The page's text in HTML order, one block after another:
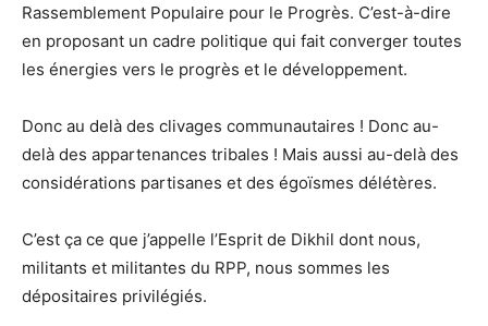
Rassemblement Populaire pour le Progrès. C’est-à-dire
en proposant un cadre politique qui fait converger toutes
les énergies vers le progrès et le développement.
Donc au delà des clivages communautaires ! Donc au-
delà des appartenances tribales ! Mais aussi au-delà des
considérations partisanes et des égoïsmes délétères.
C’est ça ce que j’appelle l’Esprit de Dikhil dont nous,
militants et militantes du RPP, nous sommes les
dépositaires privilégiés.